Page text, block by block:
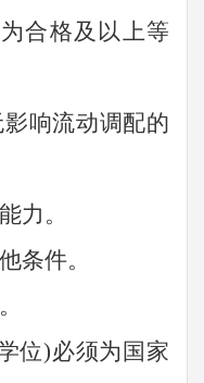
合格及以上等
响流动调配的
力 。
条件。
位)必须为国家